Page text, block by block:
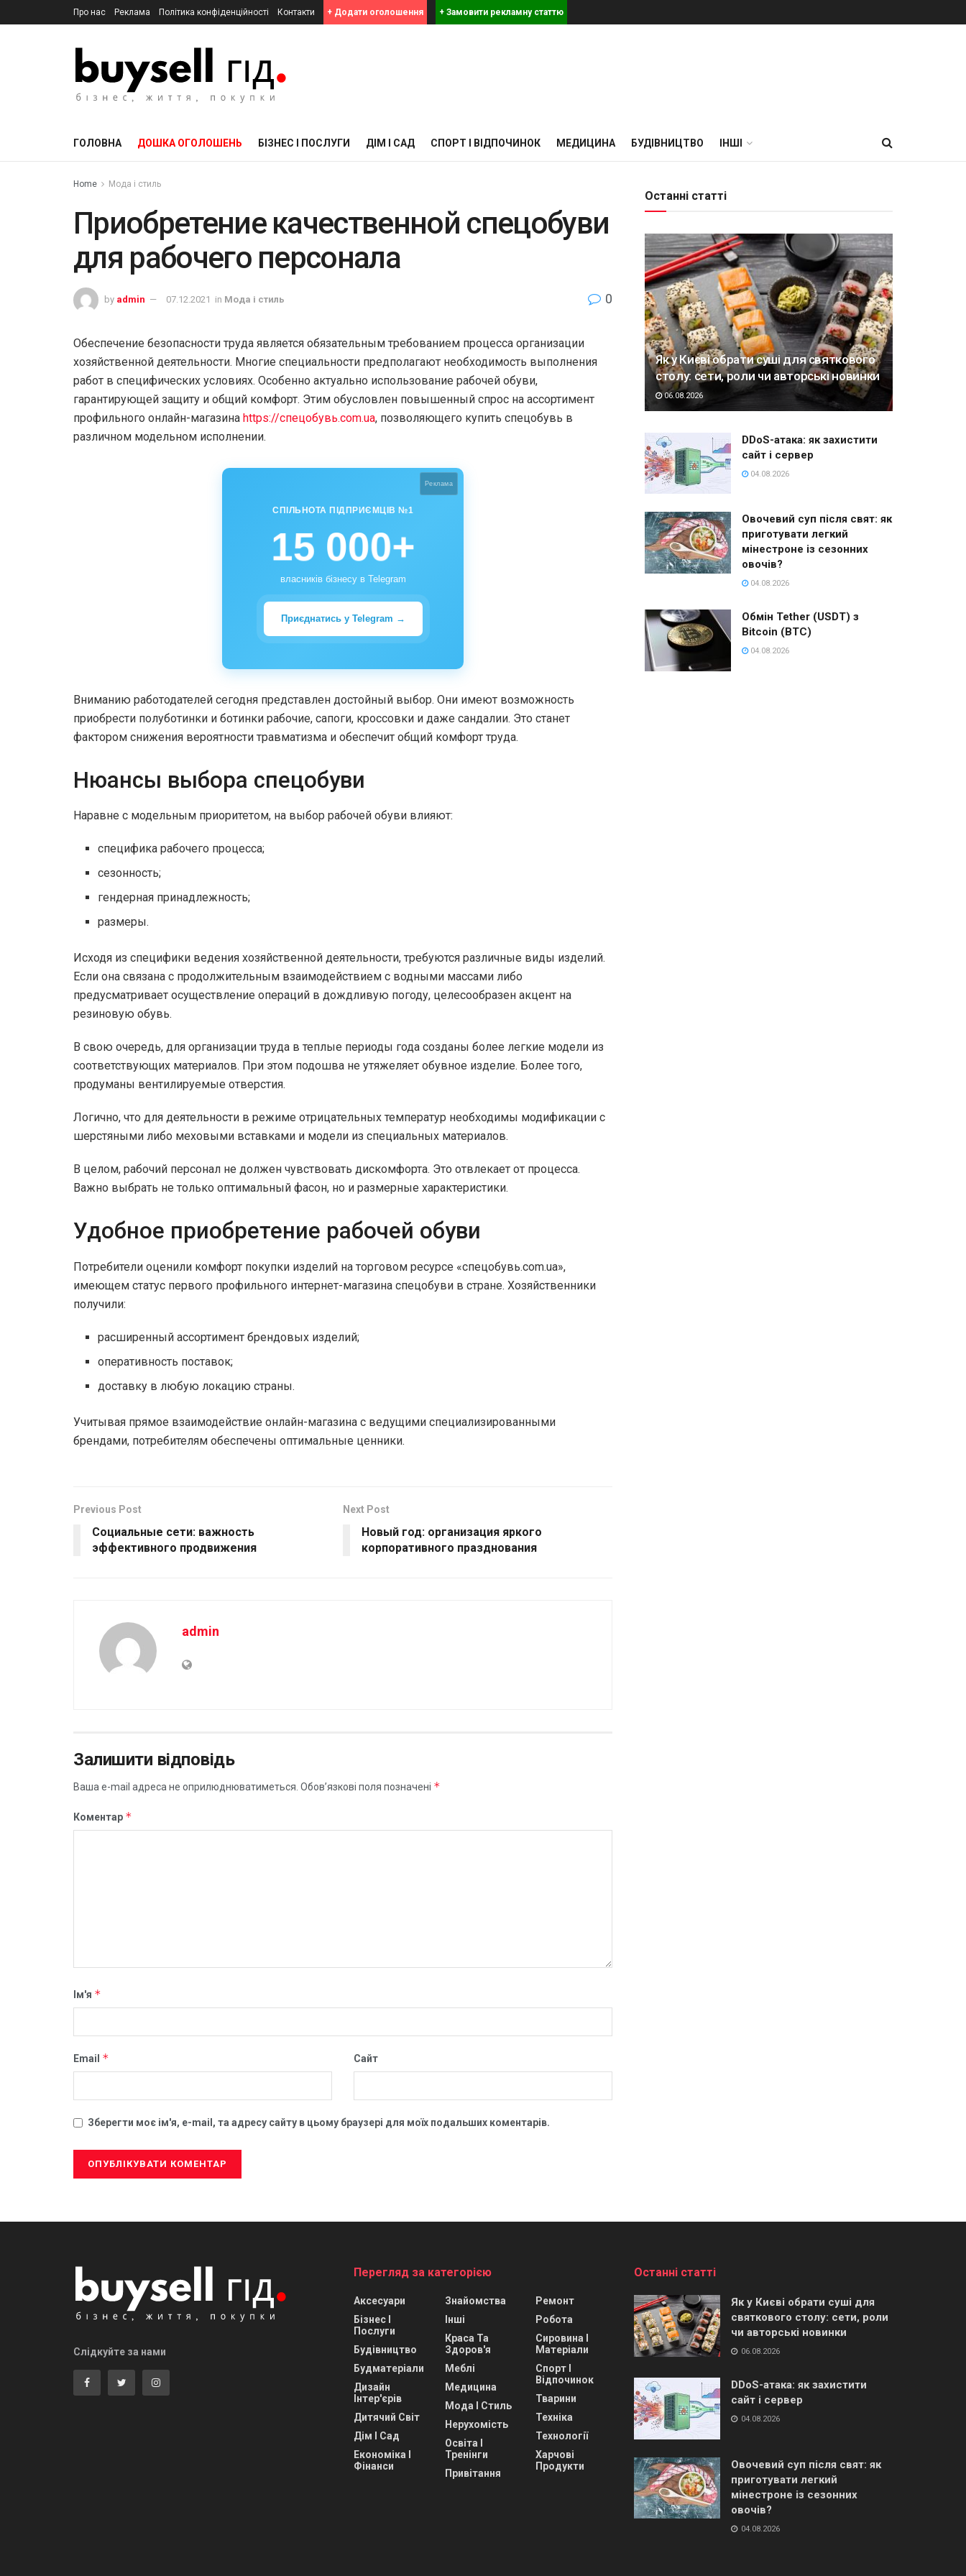
Про нас Реклама Політика конфіденційності Контакти + Додати оголошення + Замовити рекламну статтю
ГОЛОВНА ДОШКА ОГОЛОШЕНЬ БІЗНЕС І ПОСЛУГИ ДІМ І САД СПОРТ І ВІДПОЧИНОК МЕДИЦИНА БУДІВНИЦТВО ІНШІ
Home Мода і стиль
Приобретение качественной спецобуви
для рабочего персонала
by admin 07.12.2021 in Мода і стиль 0
Обеспечение безопасности труда является обязательным требованием процесса организации
хозяйственной деятельности. Многие специальности предполагают необходимость выполнения
работ в специфических условиях. Особенно актуально использование рабочей обуви,
гарантирующей защиту и общий комфорт. Этим обусловлен повышенный спрос на ассортимент
профильного онлайн-магазина https://спецобувь.com.ua, позволяющего купить спецобувь в
различном модельном исполнении.
Реклама
СПІЛЬНОТА ПІДПРИЄМЦІВ №1
15 000+
власників бізнесу в Telegram
Приєднатись у Telegram →
Вниманию работодателей сегодня представлен достойный выбор. Они имеют возможность
приобрести полуботинки и ботинки рабочие, сапоги, кроссовки и даже сандалии. Это станет
фактором снижения вероятности травматизма и обеспечит общий комфорт труда.
Нюансы выбора спецобуви
Наравне с модельным приоритетом, на выбор рабочей обуви влияют:
специфика рабочего процесса;
сезонность;
гендерная принадлежность;
размеры.
Исходя из специфики ведения хозяйственной деятельности, требуются различные виды изделий.
Если она связана с продолжительным взаимодействием с водными массами либо
предусматривает осуществление операций в дождливую погоду, целесообразен акцент на
резиновую обувь.
В свою очередь, для организации труда в теплые периоды года созданы более легкие модели из
соответствующих материалов. При этом подошва не утяжеляет обувное изделие. Более того,
продуманы вентилируемые отверстия.
Логично, что для деятельности в режиме отрицательных температур необходимы модификации с
шерстяными либо меховыми вставками и модели из специальных материалов.
В целом, рабочий персонал не должен чувствовать дискомфорта. Это отвлекает от процесса.
Важно выбрать не только оптимальный фасон, но и размерные характеристики.
Удобное приобретение рабочей обуви
Потребители оценили комфорт покупки изделий на торговом ресурсе «спецобувь.com.ua»,
имеющем статус первого профильного интернет-магазина спецобуви в стране. Хозяйственники
получили:
расширенный ассортимент брендовых изделий;
оперативность поставок;
доставку в любую локацию страны.
Учитывая прямое взаимодействие онлайн-магазина с ведущими специализированными
брендами, потребителям обеспечены оптимальные ценники.
Previous Post
Социальные сети: важность
эффективного продвижения
Next Post
Новый год: организация яркого
корпоративного празднования
admin
Залишити відповідь
Ваша e-mail адреса не оприлюднюватиметься. Обов’язкові поля позначені *
Коментар *
Ім'я *
Email * Сайт
Зберегти моє ім'я, e-mail, та адресу сайту в цьому браузері для моїх подальших коментарів.
Останні статті
Як у Києві обрати суші для святкового
столу: сети, роли чи авторські новинки
06.08.2026
DDoS-атака: як захистити
сайт і сервер
04.08.2026
Овочевий суп після свят: як
приготувати легкий
мінестроне із сезонних
овочів?
04.08.2026
Обмін Tether (USDT) з
Bitcoin (BTC)
04.08.2026
Слідкуйте за нами
Перегляд за категорією
Аксесуари
Бізнес І
Послуги
Будівництво
Будматеріали
Дизайн
Інтер'єрів
Дитячий Світ
Дім І Сад
Економіка І
Фінанси
Знайомства
Інші
Краса Та
Здоров'я
Меблі
Медицина
Мода І Стиль
Нерухомість
Освіта І
Тренінги
Привітання
Ремонт
Робота
Сировина І
Матеріали
Спорт І
Відпочинок
Тварини
Техніка
Технології
Харчові
Продукти
Останні статті
Як у Києві обрати суші для
святкового столу: сети, роли
чи авторські новинки
06.08.2026
DDoS-атака: як захистити
сайт і сервер
04.08.2026
Овочевий суп після свят: як
приготувати легкий
мінестроне із сезонних
овочів?
04.08.2026